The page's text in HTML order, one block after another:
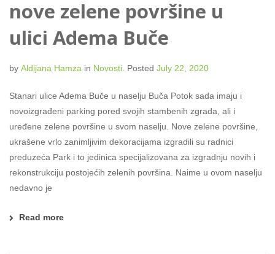
nove zelene površine u
ulici Adema Buče
by Aldijana Hamza in Novosti. Posted July 22, 2020
Stanari ulice Adema Buče u naselju Buča Potok sada imaju i
novoizgrađeni parking pored svojih stambenih zgrada, ali i
uređene zelene površine u svom naselju. Nove zelene površine,
ukrašene vrlo zanimljivim dekoracijama izgradili su radnici
preduzeća Park i to jedinica specijalizovana za izgradnju novih i
rekonstrukciju postojećih zelenih površina. Naime u ovom naselju
nedavno je
Read more